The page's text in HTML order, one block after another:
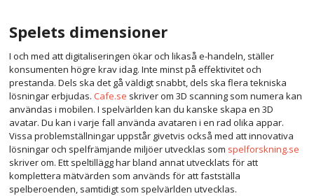
Spelets dimensioner
I och med att digitaliseringen ökar och likaså e-handeln, ställer
konsumenten högre krav idag. Inte minst på effektivitet och
prestanda. Dels ska det gå väldigt snabbt, dels ska flera tekniska
lösningar erbjudas.Cafe.se skriver om 3D scanning som numera kan
användas i mobilen. I spelvärlden kan du kanske skapa en 3D
avatar. Du kan i varje fall använda avataren i en rad olika appar.
Vissa problemställningar uppstår givetvis också med att innovativa
lösningar och spelfrämjande miljöer utvecklas som spelforskning.se
skriver om. Ett speltillägg har bland annat utvecklats för att
komplettera mätvärden som används för att fastställa
spelberoenden, samtidigt som spelvärlden utvecklas.